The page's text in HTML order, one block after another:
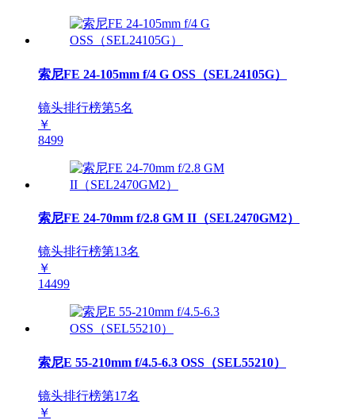
索尼FE 24-105mm f/4 G OSS（SEL24105G）
镜头排行榜第5名
￥
8499
索尼FE 24-70mm f/2.8 GM II（SEL2470GM2）
镜头排行榜第13名
￥
14499
索尼E 55-210mm f/4.5-6.3 OSS（SEL55210）
镜头排行榜第17名
￥